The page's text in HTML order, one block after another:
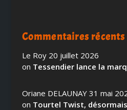
Commentaires récents
Le Roy 20 juillet 2026
on Tessendier lance la
Oriane DELAUNAY 31 mai
on Tourtel Twist,